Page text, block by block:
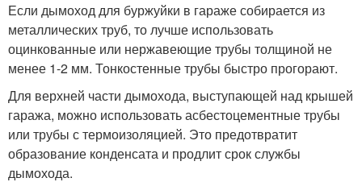
Если дымоход для буржуйки в гараже собирается из
металлических труб, то лучше использовать
оцинкованные или нержавеющие трубы толщиной не
менее 1-2 мм. Тонкостенные трубы быстро прогорают.
Для верхней части дымохода, выступающей над крышей
гаража, можно использовать асбестоцементные трубы
или трубы с термоизоляцией. Это предотвратит
образование конденсата и продлит срок службы
дымохода.